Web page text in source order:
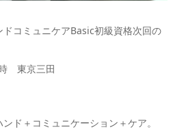
コミュニケアBasic初級資格次回の
東京三田
ド＋コミュニケーション＋ケア。